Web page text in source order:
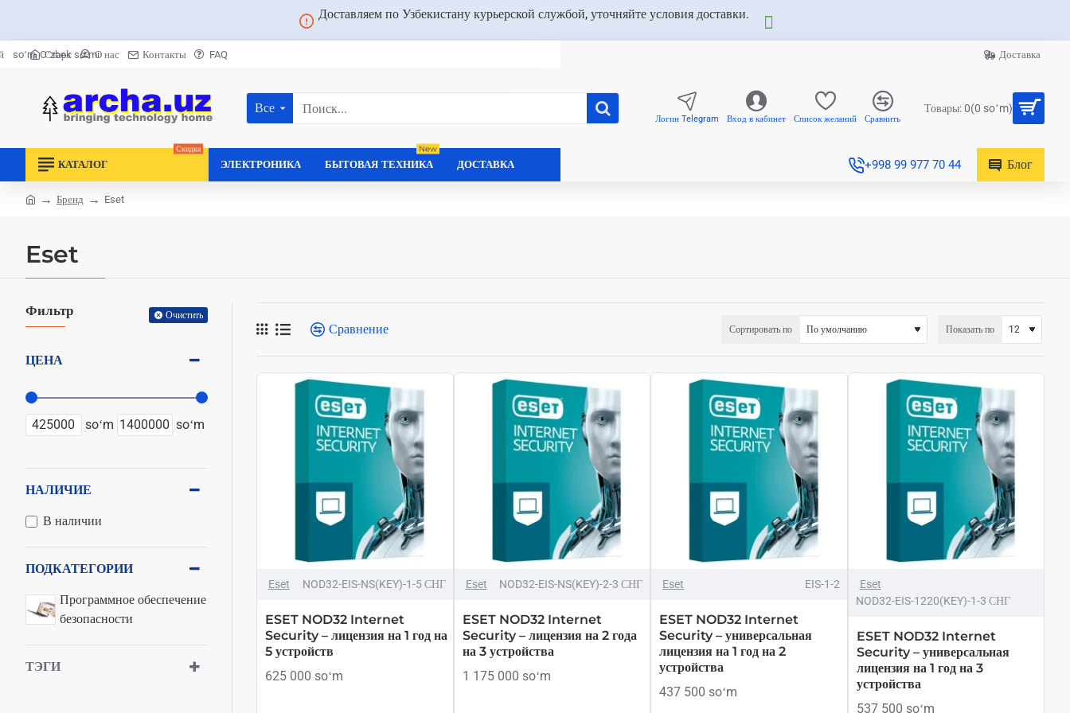
Доставляем по Узбекистану курьерской службой, уточняйте условия доставки.
Старт О нас Контакты FAQ
soʻm Oʻzbek soʻmi Доставка
Все
Поиск... Логин Telegram Вход в кабинет Список желаний Сравнить
Товары: 0(0 soʻm)
КАТАЛОГ
Скидка
ЭЛЕКТРОНИКА БЫТОВАЯ ТЕХНИКА
New
ДОСТАВКА +998 99 977 70 44 Блог
Eset
Бренд Eset
Фильтр Очистить
ЦЕНА
soʻm soʻm
НАЛИЧИЕ
В наличии
ПОДКАТЕГОРИИ
Программное обеспечение
безопасности
ТЭГИ
Сравнение Сортировать по Показать по
HOT
ТОЛЬКО ОНЛАЙН
Eset NOD32-EIS-NS(KEY)-1-5 СНГ
ESET NOD32 Internet
Security – лицензия на 1 год на
5 устройств
625 000 soʻm
ТОЛЬКО ОНЛАЙН
Eset NOD32-EIS-NS(KEY)-2-3 СНГ
ESET NOD32 Internet
Security – лицензия на 2 года
на 3 устройства
1 175 000 soʻm
Eset EIS-1-2
ESET NOD32 Internet
Security – универсальная
лицензия на 1 год на 2
устройства
437 500 soʻm
ТОЛЬКО ОНЛАЙН
Eset
NOD32-EIS-1220(KEY)-1-3 СНГ
ESET NOD32 Internet
Security – универсальная
лицензия на 1 год на 3
устройства
537 500 soʻm